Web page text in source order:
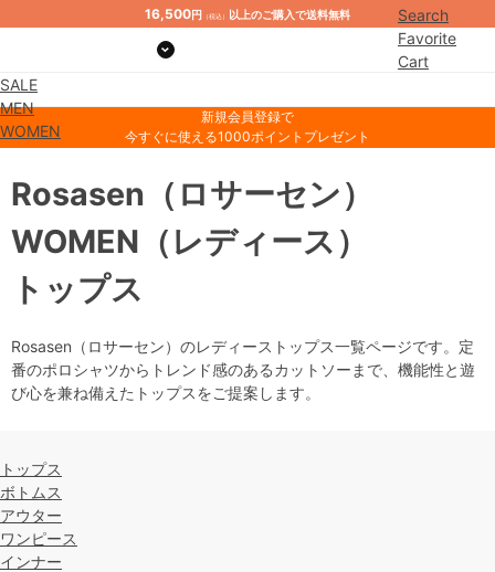
16,500円 （税込） 以上のご購入で送料無料
Search
Favorite
Cart
SALE
MEN
WOMEN
新規会員登録で
今すぐに使える1000ポイントプレゼント
トップス
Rosasen （ロサーセン）
WOMEN （レディース）
Rosasen（ロサーセン）のレディーストップス一覧ページです。定
番のポロシャツからトレンド感のあるカットソーまで、機能性と遊
び心を兼ね備えたトップスをご提案します。
トップス
ボトムス
アウター
ワンピース
インナー